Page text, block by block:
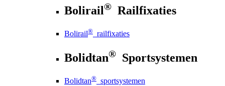
Bolirail® Railfixaties
Bolirail® railfixaties
Bolidtan® Sportsystemen
Bolidtan® sportsystemen